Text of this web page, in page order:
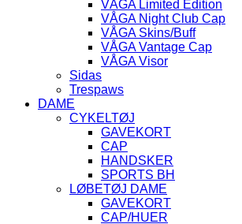
VÅGA Limited Edition
VÅGA Night Club Cap
VÅGA Skins/Buff
VÅGA Vantage Cap
VÅGA Visor
Sidas
Trespaws
DAME
CYKELTØJ
GAVEKORT
CAP
HANDSKER
SPORTS BH
LØBETØJ DAME
GAVEKORT
CAP/HUER